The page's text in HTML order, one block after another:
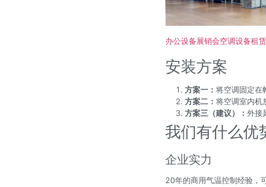
办公设备展销会空调设备租赁
安装方案
方案一： 将空调固定在
方案二： 将空调室内机
方案三（建议）： 外接
我们有什么优
企业实力
20年的商用气温控制经验，